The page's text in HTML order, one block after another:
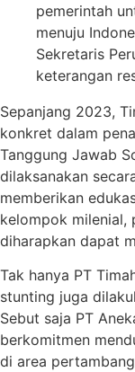
pemerintah
menuju
Sekretaris
keterangan
Sepanjang 2023,
konkret dalam
Tanggung Jawab
dilaksanakan
memberikan
kelompok milenial,
diharapkan dapat
Tak hanya PT
stunting juga
Sebut saja PT
berkomitmen
di area